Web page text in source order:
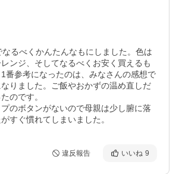
るべくかんたんなもにしました。色は
ンジ、そしてなるべくお安く買えるも
番参考になったのは、みなさんの感想で
りました。ご飯やおかずの温め直しだ
のです。
のボタンがないので母親は少し腑に落
すぐ慣れてしまいました。
違反報告 いいね 9